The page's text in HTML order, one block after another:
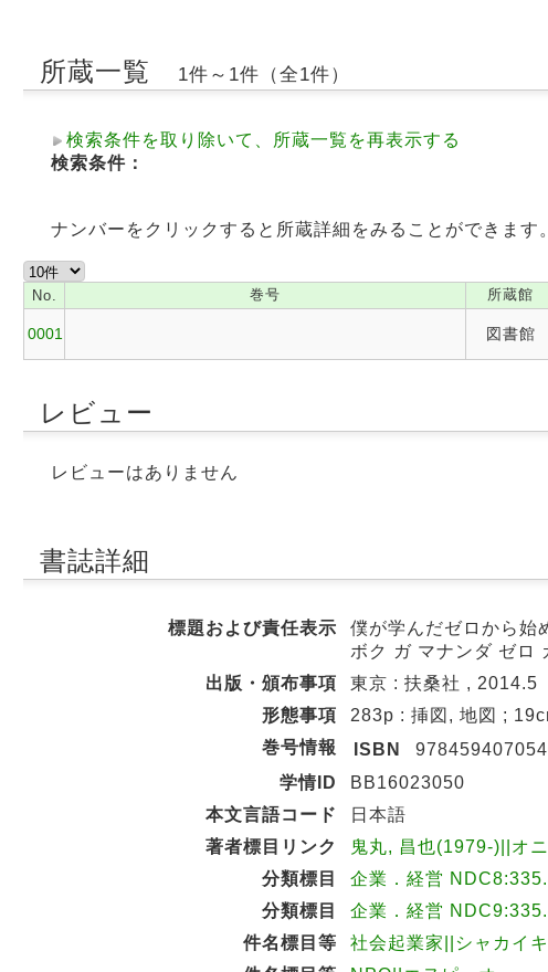
所蔵一覧 1件～1件（全1件）
検索条件を取り除いて、所蔵一覧を再表示する
検索条件：
ナンバーをクリックすると所蔵詳細をみることができます。
No. 巻号 所蔵館
0001 図書館
レビュー
レビューはありません
書誌詳細
標題および責任表示
僕が学んだゼロから始
ボク ガ マナンダ ゼロ
出版・頒布事項
東京 : 扶桑社 , 2014.5
形態事項
283p : 挿図, 地図 ;
巻号情報
ISBN
学情ID
BB16023050
本文言語コード
日本語
著者標目リンク
鬼丸, 昌也(1979-)||オ
分類標目
企業．経営
分類標目
企業．経営
件名標目等
社会起業家||シャカイ